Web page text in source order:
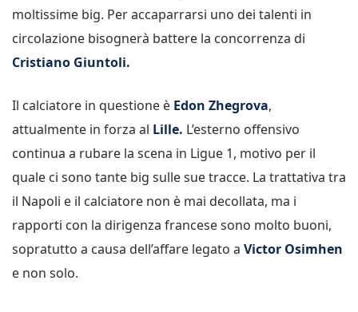
moltissime big. Per accaparrarsi uno dei talenti in
circolazione bisognerà battere la concorrenza di
Cristiano Giuntoli.
Il calciatore in questione è Edon Zhegrova,
attualmente in forza al Lille. L’esterno offensivo
continua a rubare la scena in Ligue 1, motivo per il
quale ci sono tante big sulle sue tracce. La trattativa tra
il Napoli e il calciatore non è mai decollata, ma i
rapporti con la dirigenza francese sono molto buoni,
sopratutto a causa dell’affare legato a Victor Osimhen
e non solo.